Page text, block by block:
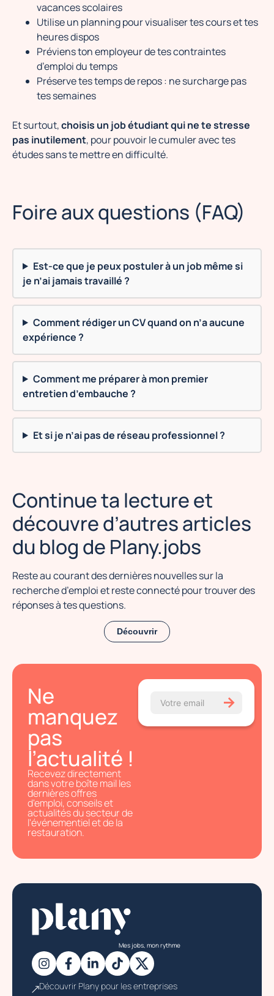
vacances scolaires
Utilise un planning pour visualiser tes cours et tes
heures dispos
Préviens ton employeur de tes contraintes
d’emploi du temps
Préserve tes temps de repos : ne surcharge pas
tes semaines
Et surtout,choisis un job étudiant qui ne te stresse
pas inutilement, pour pouvoir le cumuler avec tes
études sans te mettre en difficulté.
Foire aux questions (FAQ)
Est-ce que je peux postuler à un job même si
je n’ai jamais travaillé ?
Comment rédiger un CV quand on n’a aucune
expérience ?
Comment me préparer à mon premier
entretien d’embauche ?
Et si je n’ai pas de réseau professionnel ?
Continue ta lecture et
découvre d’autres articles
du blog de Plany.jobs
Reste au courant des dernières nouvelles sur la
recherche d’emploi et reste connecté pour trouver des
réponses à tes questions.
Découvrir
Ne
manquez
pas
l’actualité !
Recevez directement
dans votre boîte mail les
dernières offres
d'emploi, conseils et
actualités du secteur de
l'événementiel et de la
restauration.
→
Mes jobs, mon rythme
Découvrir Plany pour les entreprises